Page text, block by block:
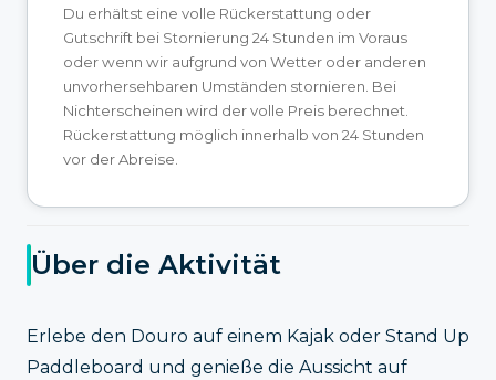
Du erhältst eine volle Rückerstattung oder
Gutschrift bei Stornierung 24 Stunden im Voraus
oder wenn wir aufgrund von Wetter oder anderen
unvorhersehbaren Umständen stornieren. Bei
Nichterscheinen wird der volle Preis berechnet.
Rückerstattung möglich innerhalb von 24 Stunden
vor der Abreise.
Über die Aktivität
Erlebe den Douro auf einem Kajak oder Stand Up
Paddleboard und genieße die Aussicht auf